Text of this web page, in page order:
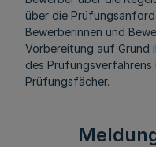
über die
Bewerberinnen und
Vorbereitung auf Grund
des Prüfungsverfahrens
Prüfungsfächer.